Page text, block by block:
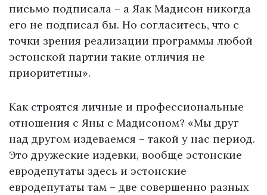
письмо подписала – а Яак Мадисон никогда
его не подписал бы. Но согласитесь, что с
точки зрения реализации программы любой
эстонской партии такие отличия не
приоритетны».
Как строятся личные и профессиональные
отношения с Яны с Мадисоном? «Мы друг
над другом издеваемся – такой у нас период.
Это дружеские издевки, вообще эстонские
евродепутаты здесь и эстонские
евродепутаты там – две совершенно разных